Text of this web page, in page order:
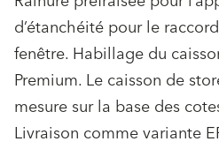
d’étanchéité pour le
fenêtre. Habillage du
Premium. Le caisson de
mesure sur la base des
Livraison comme variante